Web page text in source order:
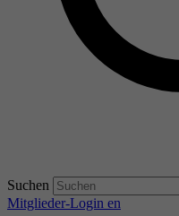
Suchen
Mitglieder-Login en